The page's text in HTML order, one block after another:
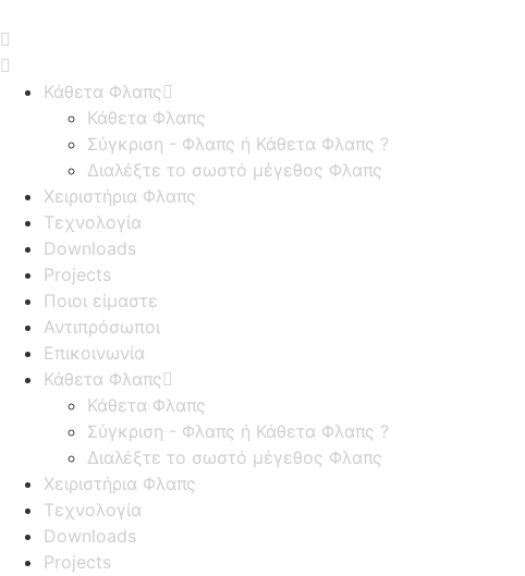
Κάθετα Φλαπς
Κάθετα Φλαπς
Σύγκριση - Φλαπς ή Κάθετα Φλαπς ?
Διαλέξτε το σωστό μέγεθος Φλαπς
Χειριστήρια Φλαπς
Τεχνολογία
Downloads
Projects
Ποιοι είμαστε
Αντιπρόσωποι
Επικοινωνία
Κάθετα Φλαπς
Κάθετα Φλαπς
Σύγκριση - Φλαπς ή Κάθετα Φλαπς ?
Διαλέξτε το σωστό μέγεθος Φλαπς
Χειριστήρια Φλαπς
Τεχνολογία
Downloads
Projects